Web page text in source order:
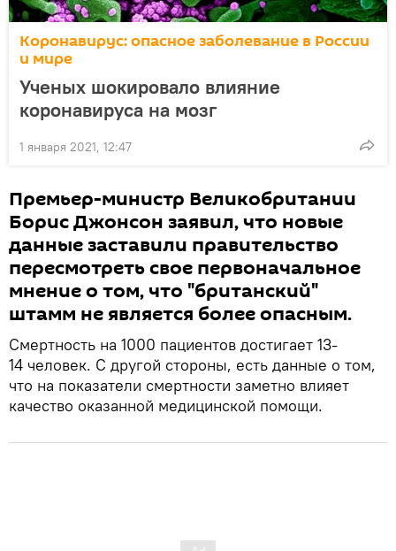
Коронавирус: опасное заболевание в России
и мире
Ученых шокировало влияние
коронавируса на мозг
1 января 2021, 12:47
Премьер-министр Великобритании
Борис Джонсон заявил, что новые
данные заставили правительство
пересмотреть свое первоначальное
мнение о том, что "британский"
штамм не является более опасным.
Смертность на 1000 пациентов достигает 13-
14 человек. С другой стороны, есть данные о том,
что на показатели смертности заметно влияет
качество оказанной медицинской помощи.